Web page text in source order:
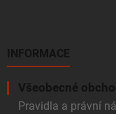
INFORMACE
Všeobecné
Pravidla a právní